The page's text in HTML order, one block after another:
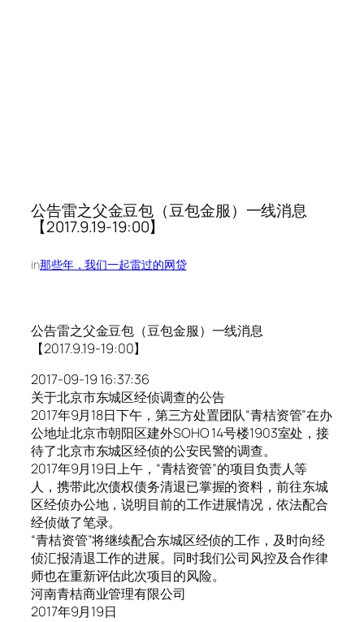
公告雷之父金豆包（豆包金服）一线消息
【2017.9.19-19:00】
in那些年，我们一起雷过的网贷
公告雷之父金豆包（豆包金服）一线消息
【2017.9.19-19:00】
2017-09-19 16:37:36
关于北京市东城区经侦调查的公告
2017年9月18日下午，第三方处置团队“青桔资管”在办
公地址北京市朝阳区建外SOHO 14号楼1903室处，接
待了北京市东城区经侦的公安民警的调查。
2017年9月19日上午，“青桔资管”的项目负责人等
人，携带此次债权债务清退已掌握的资料，前往东城
区经侦办公地，说明目前的工作进展情况，依法配合
经侦做了笔录。
“青桔资管”将继续配合东城区经侦的工作，及时向经
侦汇报清退工作的进展。同时我们公司风控及合作律
师也在重新评估此次项目的风险。
河南青桔商业管理有限公司
2017年9月19日